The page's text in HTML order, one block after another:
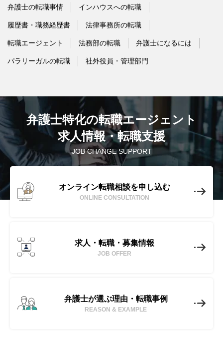
弁護士の転職事情 インハウスへの転職
履歴書・職務経歴書 法律事務所の転職
転職エージェント 法務部の転職 弁護士になるには
パラリーガルの転職 社外役員・管理部門
JOB CHANGE SUPPORT
弁護士特化の転職エージェント
求人情報・転職支援
オンライン転職相談を申し込む
ONLINE CONSULTATION
求人・転職・募集情報
JOB OFFER
弁護士が選ぶ理由・転職事例
REASON & EXAMPLE